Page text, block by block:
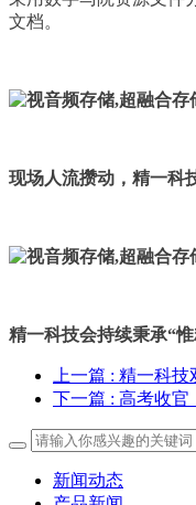
文档。
现场人流攒动，精一科
精一科技会持续秉承“
上一篇 : 精一科技
下一篇 : 高考收官
新闻动态